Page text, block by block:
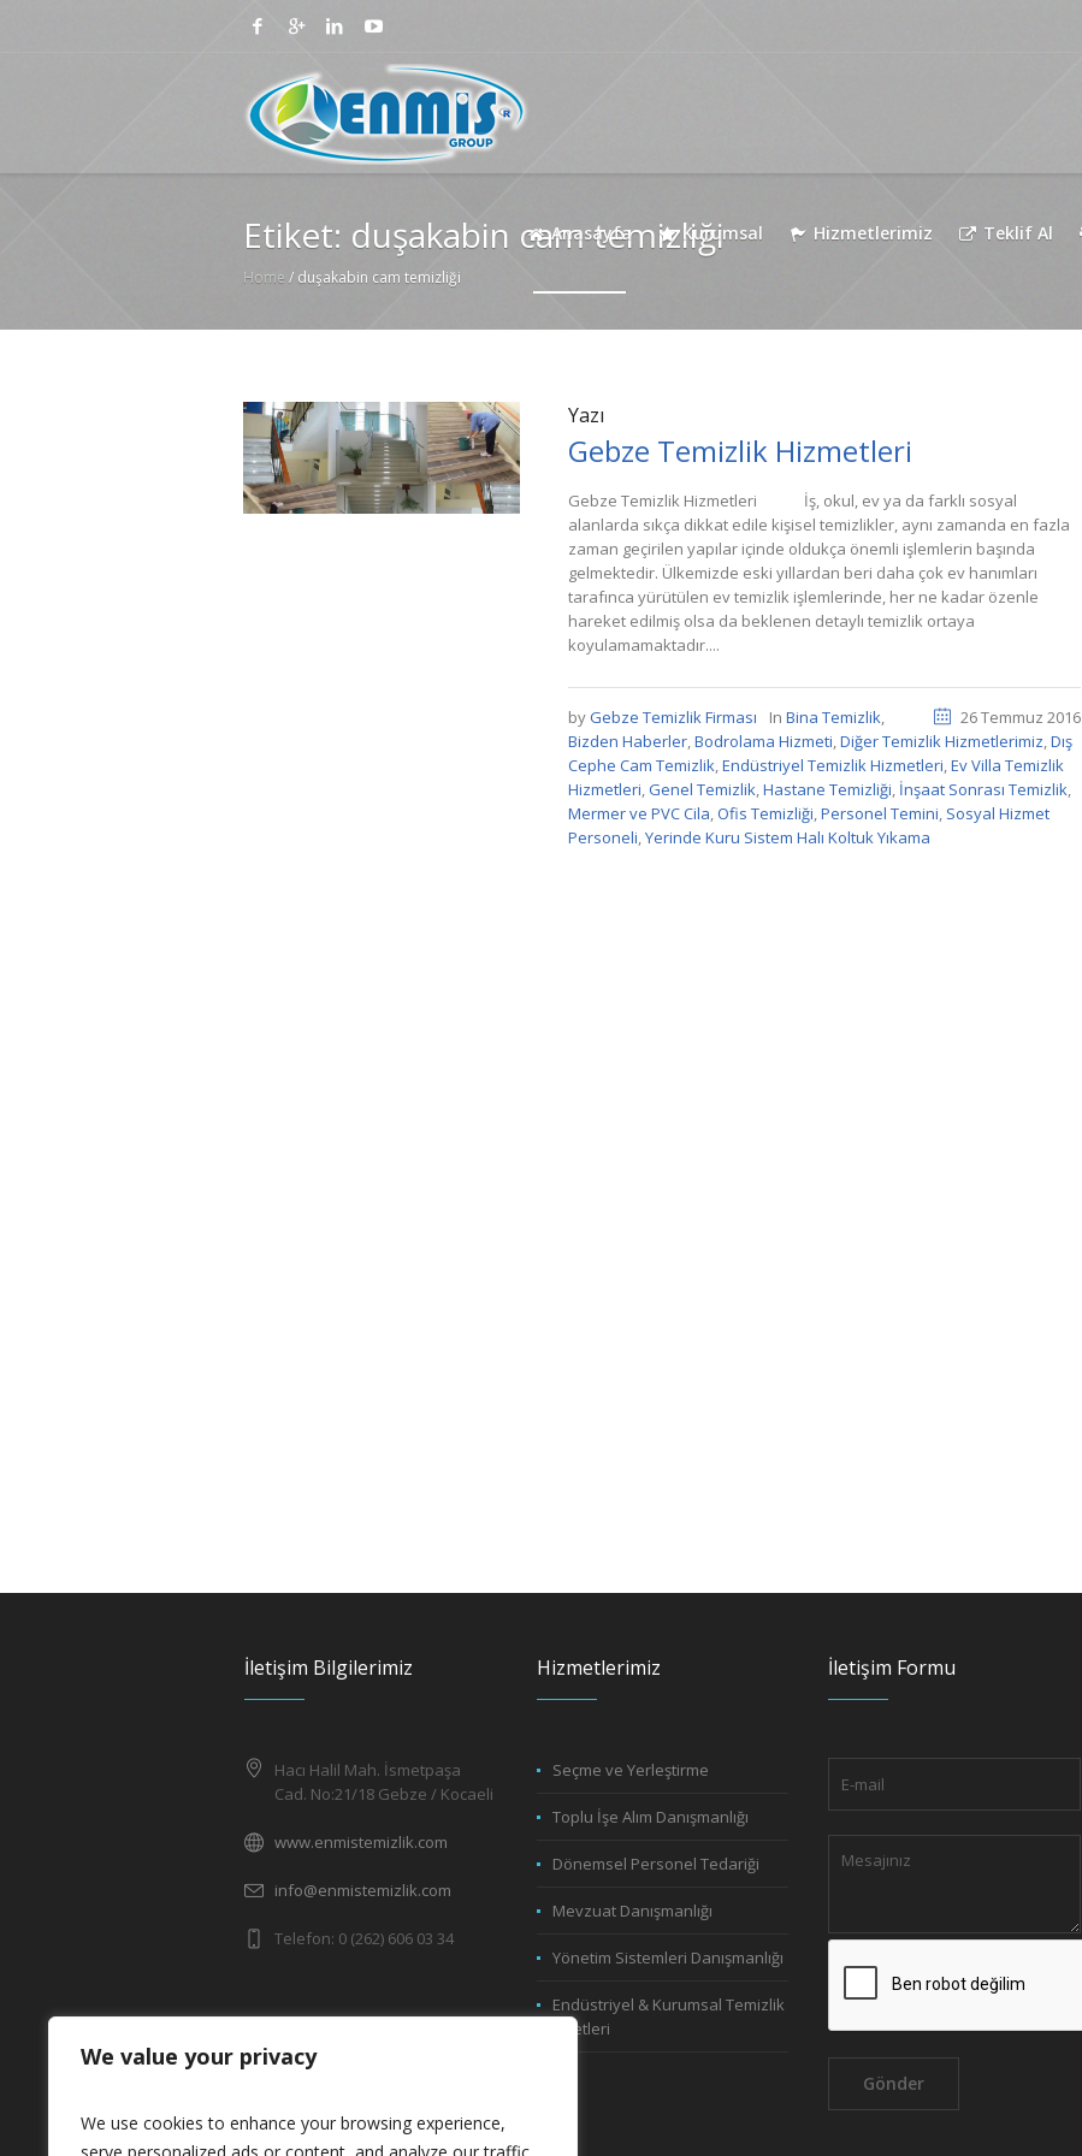
We value your privacy
We use cookies to enhance your browsing experience,
Anasayfa Kurumsal Hizmetlerimiz Teklif Al
Etiket: duşakabin cam temizliği
Home / duşakabin cam temizliği
Yazı
Gebze Temizlik Hizmetleri
Gebze Temizlik Hizmetleri İş, okul, ev ya da farklı sosyal
alanlarda sıkça dikkat edile kişisel temizlikler, aynı zamanda en fazla
zaman geçirilen yapılar içinde oldukça önemli işlemlerin başında
gelmektedir. Ülkemizde eski yıllardan beri daha çok ev hanımları
tarafınca yürütülen ev temizlik işlemlerinde, her ne kadar özenle
hareket edilmiş olsa da beklenen detaylı temizlik ortaya
koyulamamaktadır....
26 Temmuz 2016
byGebze Temizlik Firması In Bina Temizlik,
Bizden Haberler,Bodrolama Hizmeti,Diğer Temizlik Hizmetlerimiz,Dış
Cephe Cam Temizlik,Endüstriyel Temizlik Hizmetleri,Ev Villa Temizlik
Hizmetleri,Genel Temizlik,Hastane Temizliği, İnşaat Sonrası Temizlik,
Mermer ve PVC Cila,Ofis Temizliği,Personel Temini, Sosyal Hizmet
Personeli,Yerinde Kuru Sistem Halı Koltuk Yıkama
İletişim Bilgilerimiz
Hacı Halil Mah. İsmetpaşa
Cad. No:21/18 Gebze / Kocaeli
www.enmistemizlik.com
info@enmistemizlik.com
Telefon: 0 (262) 606 03 34
Hizmetlerimiz
Seçme ve Yerleştirme
Toplu İşe Alım Danışmanlığı
Dönemsel Personel Tedariği
Mevzuat Danışmanlığı
Yönetim Sistemleri Danışmanlığı
Endüstriyel & Kurumsal Temizlik
Hizmetleri
İletişim Formu